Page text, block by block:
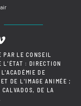
PAR LE CONSEIL
L'ÉTAT : DIRECTION
DE
DE L'IMAGE ANIMÉE ;
DE LA